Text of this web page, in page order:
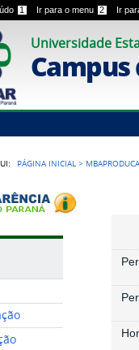
1 Ir para o menu 2 Ir
Universidade
Campus
PÁGINA INICIAL >